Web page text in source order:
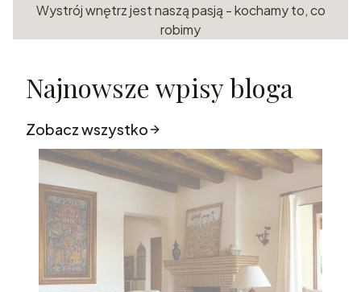
Wystrój wnętrz jest naszą pasją - kochamy to, co
robimy
Najnowsze wpisy bloga
Zobacz wszystko